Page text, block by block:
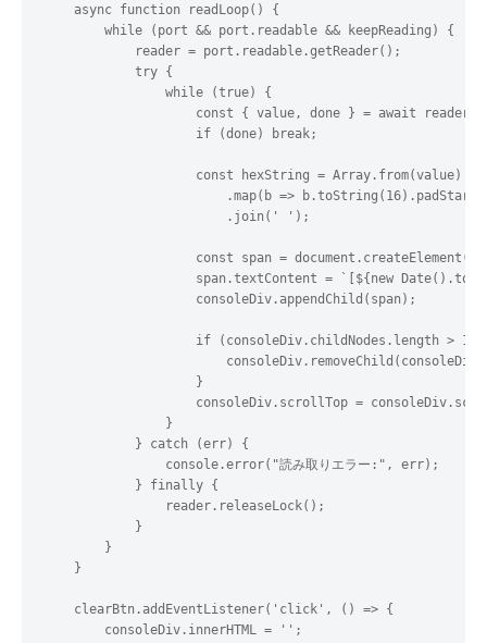
    async function readLoop() {
        while (port && port.readable && keepReading) {
            reader = port.readable.getReader();
            try {
                while (true) {
const { value, done } = await
                    if (done) break;
                    const hexString = Array.from(value)
.map(b =>
                        .join(' ');
const span =
span.textContent = `[${new
                    consoleDiv.appendChild(span);
if (consoleDiv.childNodes.length >
                    }
consoleDiv.scrollTop =
                }
            } catch (err) {
                console.error("読み取りエラー:", err);
            } finally {
                reader.releaseLock();
            }
        }
    }
    clearBtn.addEventListener('click', () => {
        consoleDiv.innerHTML = '';